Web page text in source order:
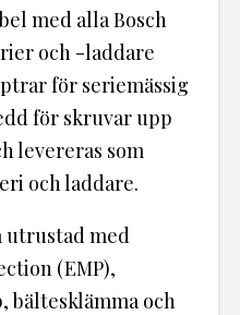
med alla Bosch
och -laddare
för seriemässig
för skruvar upp
levereras som
och laddare.
utrustad med
(EMP),
bältesklämma och